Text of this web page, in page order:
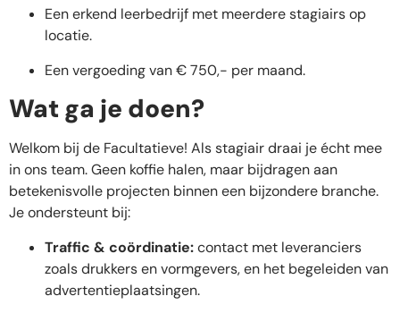
Een erkend leerbedrijf met meerdere stagiairs op
locatie.
Een vergoeding van € 750,- per maand.
Wat ga je doen?
Welkom bij de Facultatieve! Als stagiair draai je écht mee
in ons team. Geen koffie halen, maar bijdragen aan
betekenisvolle projecten binnen een bijzondere branche.
Je ondersteunt bij:
Traffic & coördinatie:contact met leveranciers
zoals drukkers en vormgevers, en het begeleiden van
advertentieplaatsingen.